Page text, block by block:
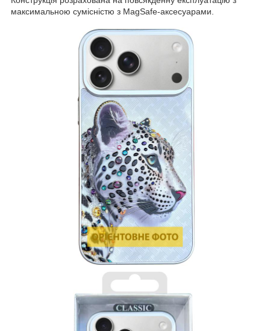
максимальною сумісністю з MagSafe-аксесуарами.